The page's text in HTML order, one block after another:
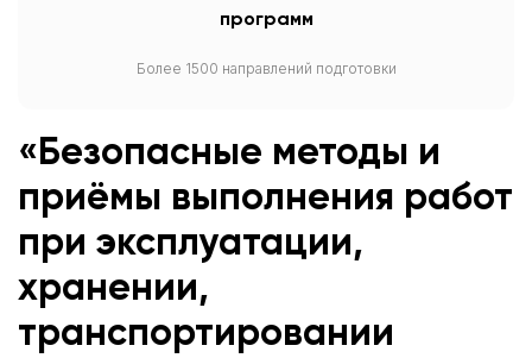
программ
Более 1500 направлений подготовки
«Безопасные методы и
приёмы выполнения работ
при эксплуатации,
хранении,
транспортировании